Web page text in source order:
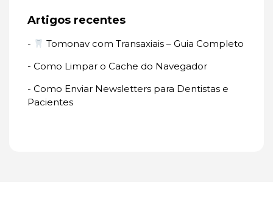
Artigos recentes
-
Tomonav com Transaxiais – Guia Completo
- Como Limpar o Cache do Navegador
- Como Enviar Newsletters para Dentistas e
Pacientes